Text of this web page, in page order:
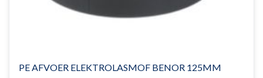
PE AFVOER ELEKTROLASMOF BENOR 125MM